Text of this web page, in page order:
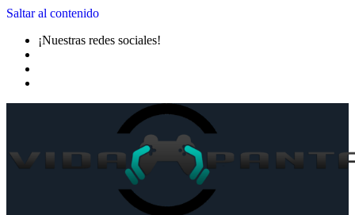
Saltar al contenido
¡Nuestras redes sociales!